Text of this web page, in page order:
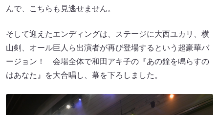
んで、こちらも見逃せません。
そして迎えたエンディングは、ステージに大西ユカリ、横
山剣、オール巨人ら出演者が再び登場するという超豪華バ
ージョン！ 会場全体で和田アキ子の『あの鐘を鳴らすの
はあなた』を大合唱し、幕を下ろしました。